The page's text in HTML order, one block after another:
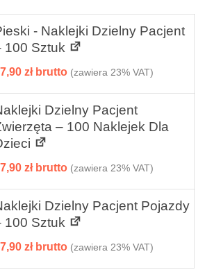
również “Pieski - Naklejki dzielny
- Naklejki Dzielny Pacjent
100 Sztuk
zł (zawiera 23% VAT)
również “Naklejki Dzielny Pacjent
Dzielny Pacjent
– 100 Naklejek Dla
zł (zawiera 23% VAT)
również “Naklejki Dzielny Pacjent
Dzielny Pacjent Pojazdy
100 Sztuk
zł (zawiera 23% VAT)